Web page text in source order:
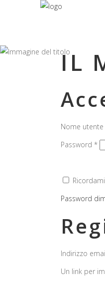
IL
Nome
Password *
Ricordami
Password
Indirizzo
Un link per